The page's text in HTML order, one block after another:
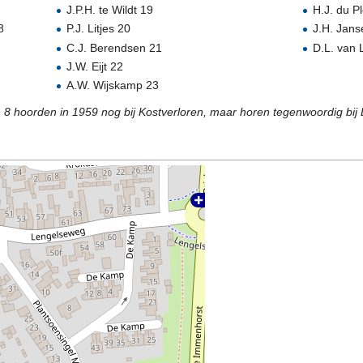
J.P.H. te Wildt 19
P.J. Litjes 20
C.J. Berendsen 21
J.W. Eijt 22
A.W. Wijskamp 23
H.J. du
J.H.
D.L. van
hoorden in 1959 nog bij Kostverloren, maar horen tegenwoordig bij